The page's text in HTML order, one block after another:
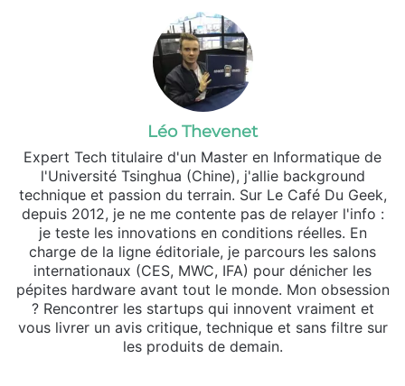
Léo Thevenet
Expert Tech titulaire d'un Master en Informatique de
l'Université Tsinghua (Chine), j'allie background
technique et passion du terrain. Sur Le Café Du Geek,
depuis 2012, je ne me contente pas de relayer l'info :
je teste les innovations en conditions réelles. En
charge de la ligne éditoriale, je parcours les salons
internationaux (CES, MWC, IFA) pour dénicher les
pépites hardware avant tout le monde. Mon obsession
? Rencontrer les startups qui innovent vraiment et
vous livrer un avis critique, technique et sans filtre sur
les produits de demain.